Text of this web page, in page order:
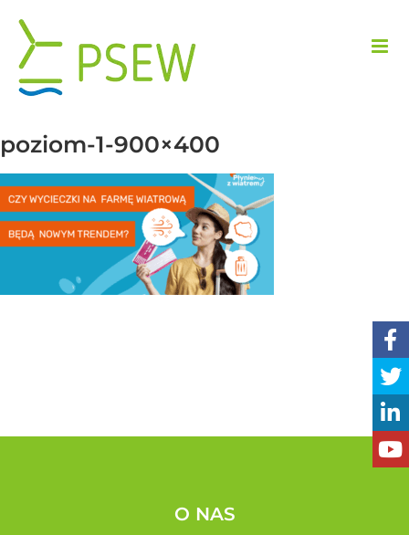
zawartości
poziom-1-900×400
O NAS